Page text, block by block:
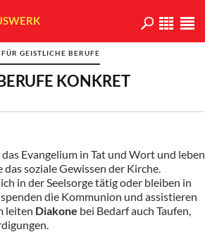
GEISTLICHE BERUFE
KONKRET
Evangelium in Tat und Wort und leben
soziale Gewissen der Kirche.
in der Seelsorge tätig oder bleiben in
die Kommunion und assistieren
leiten Diakone bei Bedarf auch Taufen,